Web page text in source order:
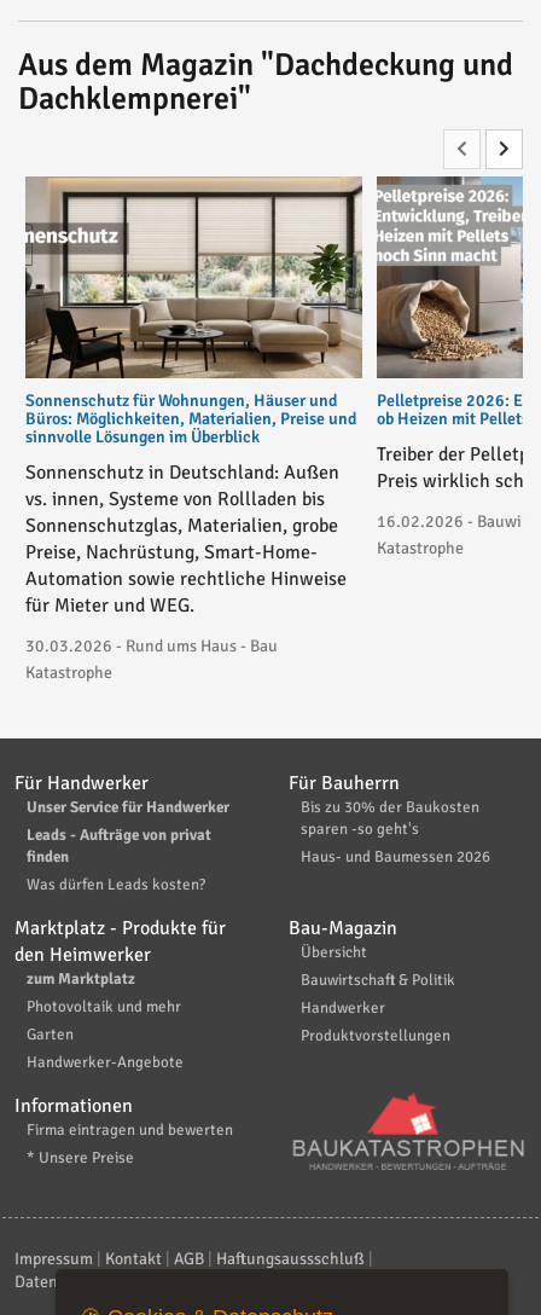
Aus dem Magazin "Dachdeckung und
Dachklempnerei"
Sonnenschutz für Wohnungen, Häuser und
Büros: Möglichkeiten, Materialien, Preise und
sinnvolle Lösungen im Überblick
Sonnenschutz in Deutschland: Außen
vs. innen, Systeme von Rollladen bis
Sonnenschutzglas, Materialien, grobe
Preise, Nachrüstung, Smart-Home-
Automation sowie rechtliche Hinweise
für Mieter und WEG.
30.03.2026 - Rund ums Haus - Bau
Katastrophe
Pelletpreise 2026:
ob Heizen mit Pellets
Treiber der
Preis wirklich
16.02.2026 -
Katastrophe
Für Handwerker
Unser Service für Handwerker
Leads - Aufträge von privat
finden
Was dürfen Leads kosten?
Für Bauherrn
Bis zu 30% der Baukosten
sparen -so geht's
Haus- und Baumessen 2026
Marktplatz - Produkte für
den Heimwerker
zum Marktplatz
Photovoltaik und mehr
Garten
Handwerker-Angebote
Bau-Magazin
Übersicht
Bauwirtschaft & Politik
Handwerker
Produktvorstellungen
Informationen
Firma eintragen und bewerten
* Unsere Preise
Impressum Kontakt AGB Haftungsaussschluß
Datenschutzerklärung